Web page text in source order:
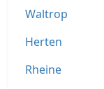
Waltrop
Herten
Rheine